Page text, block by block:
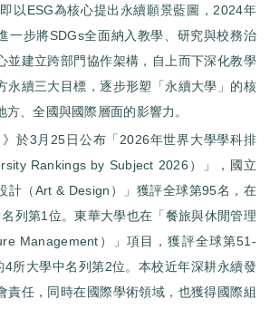
以ESG為核心提出永續願景藍圖，2024年
一步將SDGs全面納入教學、研究與校務治
並建立跨部門協作架構，自上而下深化教學
永續三大目標，逐步形塑「永續大學」的核
、全國與國際層面的影響力。
》於3月25日公布「2026年世界大學學科排
Rankings by Subject 2026）」，國立
計（Art & Design）」獲評全球第95名，在
列第1位。東華大學也在「餐旅與休閒管理
Management）」項目，獲評全球第51-
4所大學中名列第2位。本校近年深耕永續發
責任，同時在國際學術領域，也獲得國際組